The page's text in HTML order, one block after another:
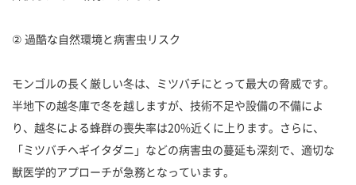
② 過酷な自然環境と病害虫リスク
モンゴルの長く厳しい冬は、ミツバチにとって最大の脅威です。
半地下の越冬庫で冬を越しますが、技術不足や設備の不備によ
り、越冬による蜂群の喪失率は20%近くに上ります。さらに、
「ミツバチヘギイタダニ」などの病害虫の蔓延も深刻で、適切な
獣医学的アプローチが急務となっています。